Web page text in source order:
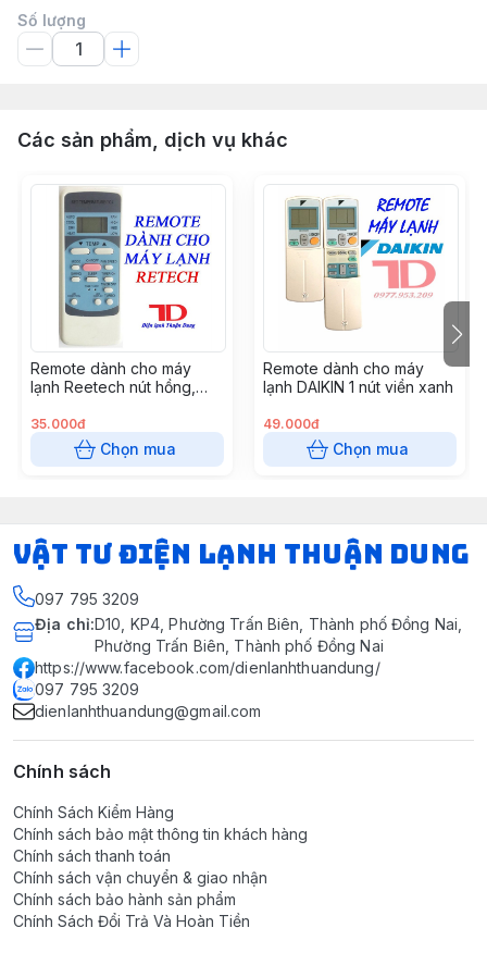
Số lượng
Các sản phẩm, dịch vụ khác
Remote dành cho máy
lạnh Reetech nút hồng,
GH - RT04
35.000đ
Chọn mua
Remote dành cho máy
lạnh DAIKIN 1 nút viền xanh
49.000đ
Chọn mua
VẬT TƯ ĐIỆN LẠNH THUẬN DUNG
097 795 3209
Địa chỉ:D10, KP4, Phường Trấn Biên, Thành phố Đồng Nai,
Phường Trấn Biên, Thành phố Đồng Nai
https://www.facebook.com/dienlanhthuandung/
097 795 3209
dienlanhthuandung@gmail.com
Chính sách
Chính Sách Kiểm Hàng
Chính sách bảo mật thông tin khách hàng
Chính sách thanh toán
Chính sách vận chuyển & giao nhận
Chính sách bảo hành sản phẩm
Chính Sách Đổi Trả Và Hoàn Tiền